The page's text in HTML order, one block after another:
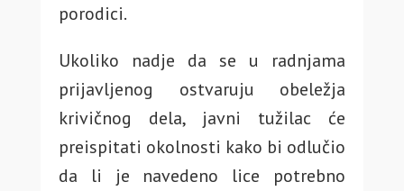
porodici.
Ukoliko nadje da se u radnjama
prijavljenog ostvaruju obeležja
krivičnog dela, javni tužilac će
preispitati okolnosti kako bi odlučio
da li je navedeno lice potrebno